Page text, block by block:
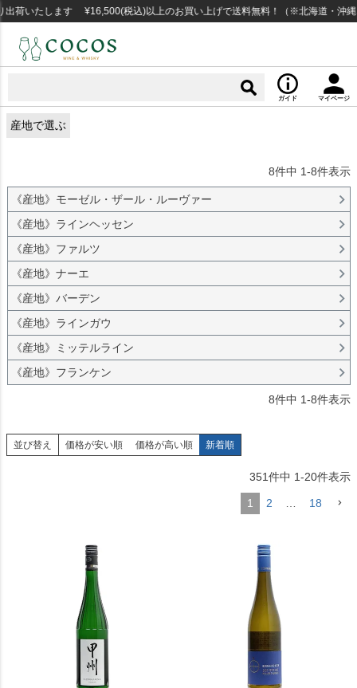
いたします ¥16,500(税込)以上のお買い上げで送料無料！（※北海道・沖縄など
ガイド マイページ
産地で選ぶ
8件中 1-8件表示
《産地》モーゼル・ザール・ルーヴァー
《産地》ラインヘッセン
《産地》ファルツ
《産地》ナーエ
《産地》バーデン
《産地》ラインガウ
《産地》ミッテルライン
《産地》フランケン
8件中 1-8件表示
並び替え 価格が安い順 価格が高い順 新着順
351件中 1-20件表示
1 2 18